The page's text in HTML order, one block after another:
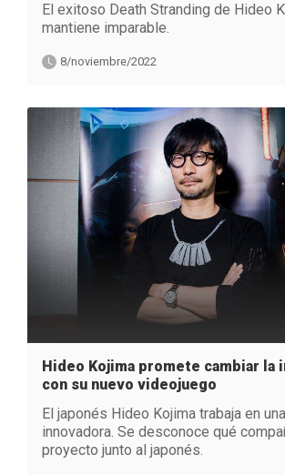
El exitoso Death Stranding de Hideo
mantiene imparable.
8/noviembre/2022
Hideo Kojima promete cambiar la
con su nuevo videojuego
El japonés Hideo Kojima trabaja en
innovadora. Se desconoce qué
proyecto junto al japonés.